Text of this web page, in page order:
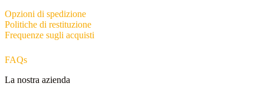
Opzioni di spedizione
Politiche di restituzione
Frequenze sugli acquisti
FAQs
La nostra azienda